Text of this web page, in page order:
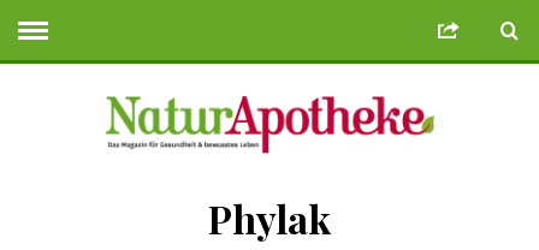
Deneme Bonusu Veren Siteler
Phylak